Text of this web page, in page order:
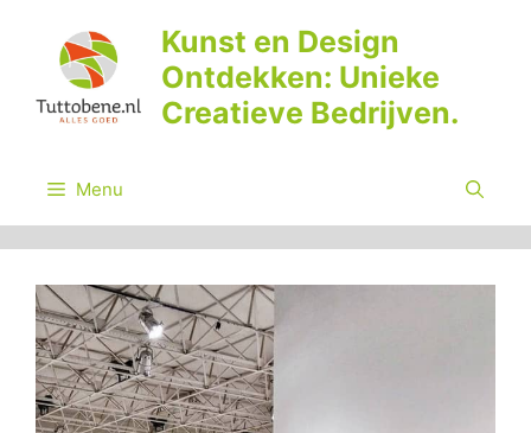
inhoud
Kunst en Design
Ontdekken: Unieke
Creatieve Bedrijven.
Menu